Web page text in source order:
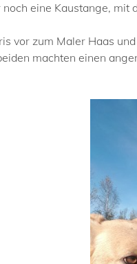
noch eine Kaustange, mit
vor zum Maler Haas
machten einen